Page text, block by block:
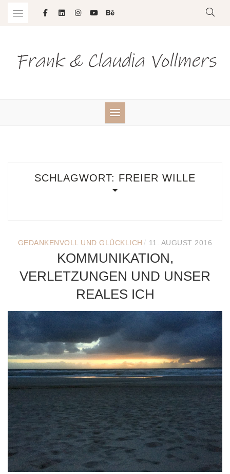
SCHLAGWORT: FREIER WILLE
GEDANKENVOLL UND GLÜCKLICH / 11. AUGUST 2016
KOMMUNIKATION,
VERLETZUNGEN UND UNSER
REALES ICH